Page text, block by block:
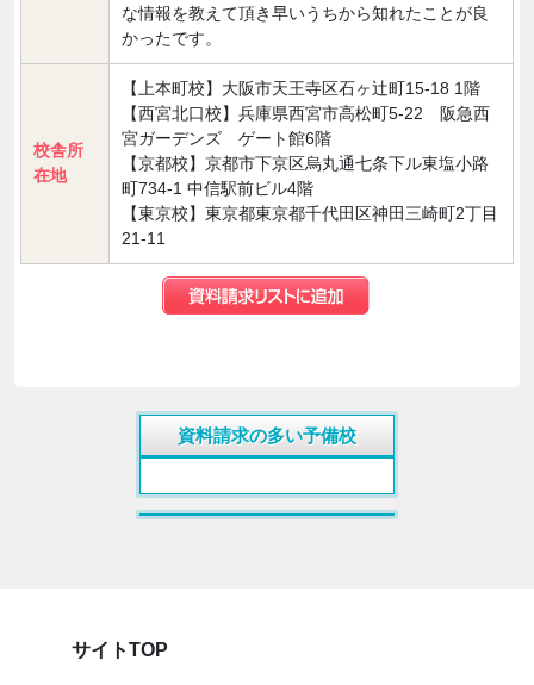
な情報を教えて頂き早いうちから知れたことが良
かったです。
校舎所
在地
【上本町校】大阪市天王寺区石ヶ辻町15-18 1階
【西宮北口校】兵庫県西宮市高松町5-22 阪急西
宮ガーデンズ ゲート館6階
【京都校】京都市下京区烏丸通七条下ル東塩小路
町734-1 中信駅前ビル4階
【東京校】東京都東京都千代田区神田三崎町2丁目
21-11
資料請求の多い予備校
サイトTOP